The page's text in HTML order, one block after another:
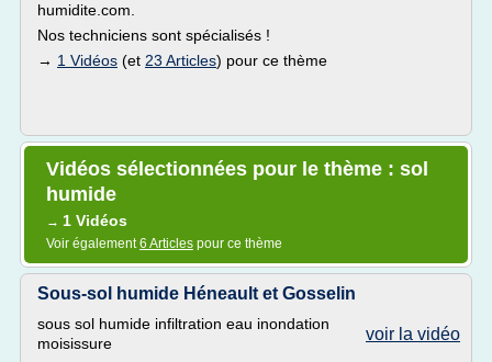
humidite.com.
Nos techniciens sont spécialisés !
→ 1 Vidéos (et 23 Articles) pour ce thème
Vidéos sélectionnées pour le thème : sol
humide
→ 1 Vidéos
Voir également6 Articles pour ce thème
Sous-sol humide Héneault et Gosselin
voir la vidéo
sous sol humide infiltration eau inondation
moisissure